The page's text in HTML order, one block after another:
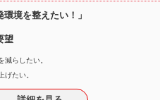
境を整えたい！」
望
減らしたい。
げたい。